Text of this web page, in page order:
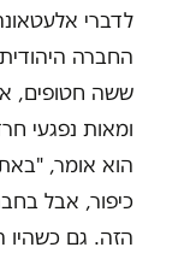
לדברי
ששה חטופים,
ומאות נפגעי
הוא אומר,
כיפור, אבל
הזה. גם כשהיו